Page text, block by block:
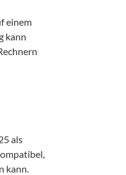
einem
kann
als
kann.